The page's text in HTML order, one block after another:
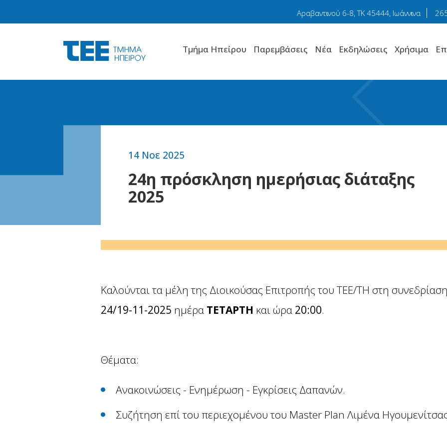
Αραβαντɩνού 6-8, TK 45444, Ιωάννɩνα
Tμήμα Hπείρου Παρεμβάσεις Νέα Εκδηλώσεις Χρήσιμα
14 Νοε 2025
24η πρόσκληση ημερήσιας διάταξης
2025
Καλούνται τα μέλη της Διοικούσας Επιτροπής του ΤΕΕ/ΤΗ στη συνεδρίαση
24/19-11-2025 ημέρα ΤΕΤΑΡΤΗ και ώρα 20:00.
Θέματα:
Ανακοινώσεις - Ενημέρωση - Εγκρίσεις Δαπανών.
Συζήτηση επί του περιεχομένου του Master Plan Λιμένα